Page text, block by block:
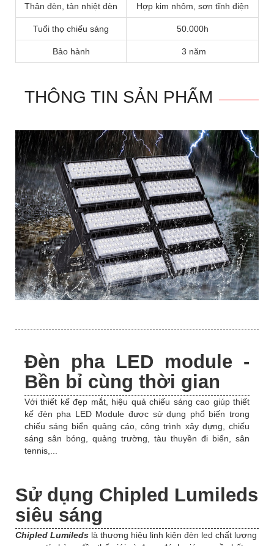
Thân đèn, tản nhiệt đèn Hợp kim nhôm, sơn tĩnh điện
Tuổi thọ chiếu sáng 50.000h
Bảo hành 3 năm
THÔNG TIN SẢN PHẨM
Đèn pha LED module -
Bền bỉ cùng thời gian
Với thiết kế đẹp mắt, hiệu quả chiếu sáng cao giúp thiết
kế đèn pha LED Module được sử dụng phổ biến trong
chiếu sáng biển quảng cáo, công trình xây dựng, chiếu
sáng sân bóng, quảng trường, tàu thuyền đi biển, sân
tennis,...
Sử dụng Chipled Lumileds
siêu sáng
Chipled Lumileds là thương hiệu linh kiện đèn led chất lượng